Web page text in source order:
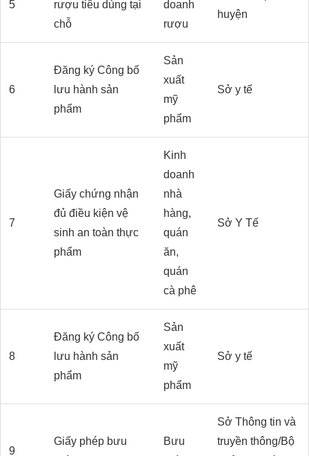
5
rượu tiêu dùng tại
chỗ
doanh
rượu
huyện
6
Đăng ký Công bố
lưu hành sản
phẩm
Sản
xuất
mỹ
phẩm
Sở y tế
7
Giấy chứng nhận
đủ điều kiện vệ
sinh an toàn thực
phẩm
Kinh
doanh
nhà
hàng,
quán
ăn,
quán
cà phê
Sở Y Tế
8
Đăng ký Công bố
lưu hành sản
phẩm
Sản
xuất
mỹ
phẩm
Sở y tế
9
Giấy phép bưu
Bưu
Sở Thông tin và
truyền thông/Bộ